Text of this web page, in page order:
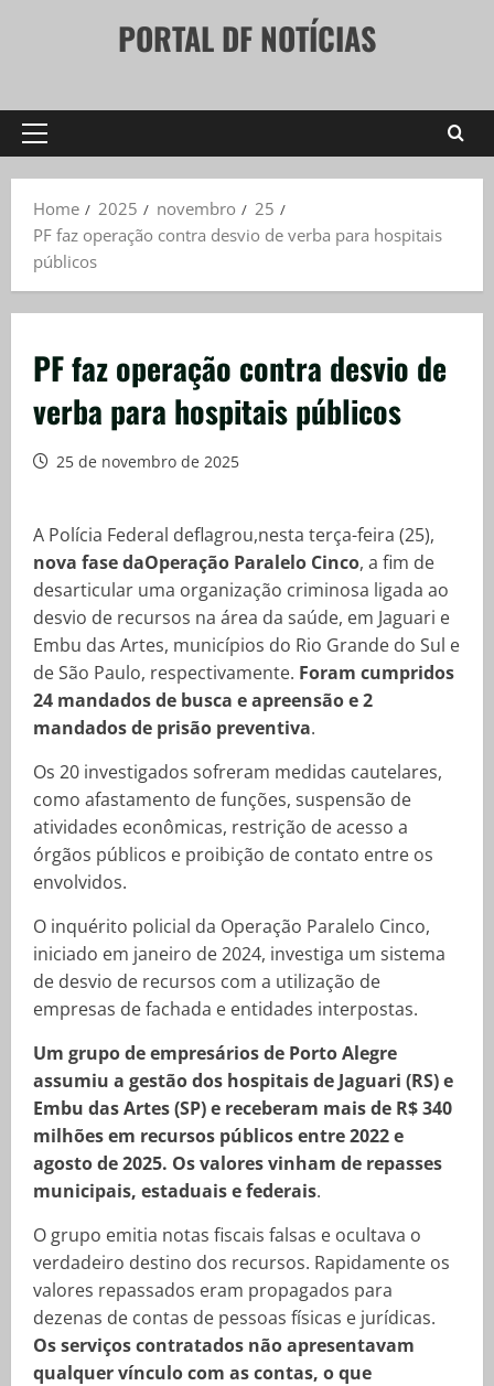
PORTAL DF NOTÍCIAS
Primary
Home
2025 novembro
25
PF faz operação contra desvio de verba para hospitais
públicos
PF faz operação contra desvio de
verba para hospitais públicos
25 de novembro de 2025
A Polícia Federal deflagrou,nesta terça-feira (25),
nova fase daOperação Paralelo Cinco, a fim de
desarticular uma organização criminosa ligada ao
desvio de recursos na área da saúde, em Jaguari e
Embu das Artes, municípios do Rio Grande do Sul e
de São Paulo, respectivamente. Foram cumpridos
24 mandados de busca e apreensão e 2
mandados de prisão preventiva.
Os 20 investigados sofreram medidas cautelares,
como afastamento de funções, suspensão de
atividades econômicas, restrição de acesso a
órgãos públicos e proibição de contato entre os
envolvidos.
O inquérito policial da Operação Paralelo Cinco,
iniciado em janeiro de 2024, investiga um sistema
de desvio de recursos com a utilização de
empresas de fachada e entidades interpostas.
Um grupo de empresários de Porto Alegre
assumiu a gestão dos hospitais de Jaguari (RS) e
Embu das Artes (SP) e receberam mais de R$ 340
milhões em recursos públicos entre 2022 e
agosto de 2025. Os valores vinham de repasses
municipais, estaduais e federais.
O grupo emitia notas fiscais falsas e ocultava o
verdadeiro destino dos recursos. Rapidamente os
valores repassados eram propagados para
dezenas de contas de pessoas físicas e jurídicas.
Os serviços contratados não apresentavam
qualquer vínculo com as contas, o que